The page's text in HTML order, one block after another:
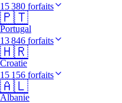
15 380 forfaits
🇵🇹
Portugal
13 846 forfaits
🇭🇷
Croatie
15 156 forfaits
🇦🇱
Albanie